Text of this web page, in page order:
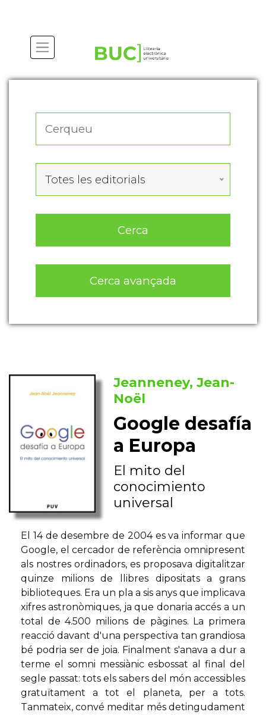
Totes les editorials
Cerca
Cerca avançada
Jeanneney, Jean-
Noël
Google desafía
a Europa
El mito del
conocimiento
universal
El 14 de desembre de 2004 es va informar que
Google, el cercador de referència omnipresent
als nostres ordinadors, es proposava digitalitzar
quinze milions de llibres dipositats a grans
biblioteques. Era un pla a sis anys que implicava
xifres astronòmiques, ja que donaria accés a un
total de 4.500 milions de pàgines. La primera
reacció davant d'una perspectiva tan grandiosa
bé podria ser de joia. Finalment s'anava a dur a
terme el somni messiànic esbossat al final del
segle passat: tots els sabers del món accessibles
gratuïtament a tot el planeta, per a tots.
Tanmateix, convé meditar més detingudament